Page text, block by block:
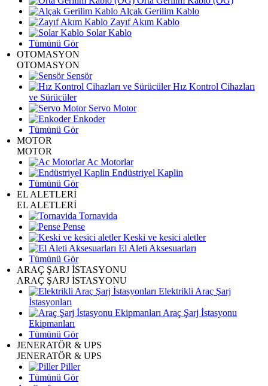
Alçak Gerilim Kablo
Zayıf Akım Kablo
Solar Kablo
Tümünü Gör
OTOMASYON
OTOMASYON
Sensör
Hız Kontrol Cihazları
ve Sürücüler
Servo Motor
Enkoder
Tümünü Gör
MOTOR
MOTOR
Ac Motorlar
Endüstriyel Kaplin
Tümünü Gör
EL ALETLERİ
EL ALETLERİ
Tornavida
Pense
Keski ve kesici aletler
El Aleti Aksesuarları
Tümünü Gör
ARAÇ ŞARJ İSTASYONU
ARAÇ ŞARJ İSTASYONU
Elektrikli Araç Şarj
İstasyonları
Araç Şarj İstasyonu
Ekipmanları
Tümünü Gör
JENERATÖR & UPS
JENERATÖR & UPS
Piller
Tümünü Gör